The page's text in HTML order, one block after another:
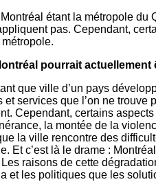
étant la métropole
pas. Cependant,
pourrait
que ville d’un pays
et services que l’on ne
Cependant, certains
la montée de la
la ville rencontre des
Et c’est là le drame :
raisons de cette
et les politiques que les